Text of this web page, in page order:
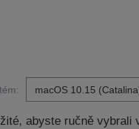
abyste ručně